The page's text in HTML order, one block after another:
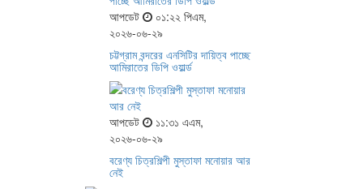
আপডেট
০১:২২ পিএম,
২০২৬-০৬-২৯
চট্টগ্রাম বন্দরের এনসিটির দায়িত্ব পাচ্ছে
আমিরাতের ডিপি ওয়ার্ল্ড
আপডেট
১১:৩১ এএম,
২০২৬-০৬-২৯
বরেণ্য চিত্রশিল্পী মুস্তাফা মনোয়ার আর
নেই